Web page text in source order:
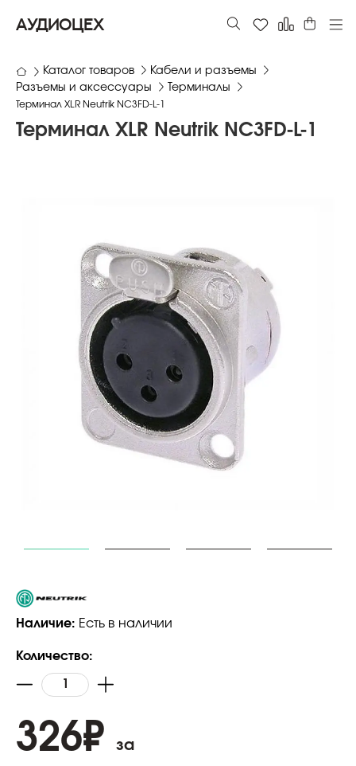
АУДИОЦЕХ
Каталог товаров
Кабели и разъемы
Разъемы и аксессуары
Терминалы
Терминал XLR Neutrik NC3FD-L-1
Терминал XLR Neutrik NC3FD-L-1
Наличие: Есть в наличии
Количество:
326₽ за